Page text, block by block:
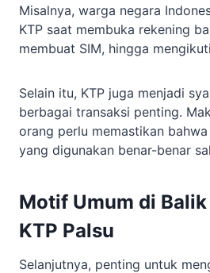
Misalnya, warga negara
KTP saat membuka rekening
membuat SIM, hingga
Selain itu, KTP juga menjadi
berbagai transaksi penting.
orang perlu memastikan
yang digunakan benar-benar
Motif Umum di
KTP Palsu
Selanjutnya, penting untuk